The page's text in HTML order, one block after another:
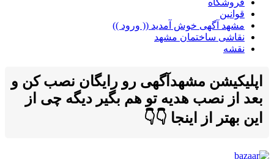
فروشگاه
قوانین
مشهد آگهی خوش آمدید (( ورود ))
نقاشی ساختمان مشهد
نقشه
اپلیکیشن مشهدآگهی رو رایگان نصب کن و
بعد از نصب هدیه تو هم بگیر دیگه چی از
این بهتر از اینجا 👇👇